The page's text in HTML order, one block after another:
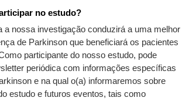
no estudo?
a nossa investigação conduzirá a uma melhor
de Parkinson que beneficiará os pacientes
participante do nosso estudo, pode
periódica com informações específicas
e na qual o(a) informaremos sobre
estudo e futuros eventos, tais como